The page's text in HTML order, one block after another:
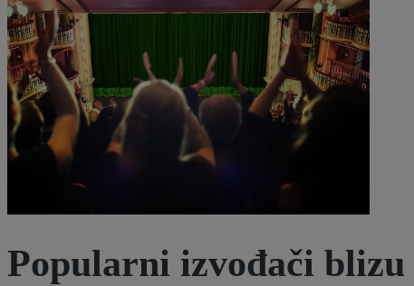
12:00
City Winery St. Louis
City Winery St. Louis
Pogledajte ulaznice
Popularni izvođači blizu